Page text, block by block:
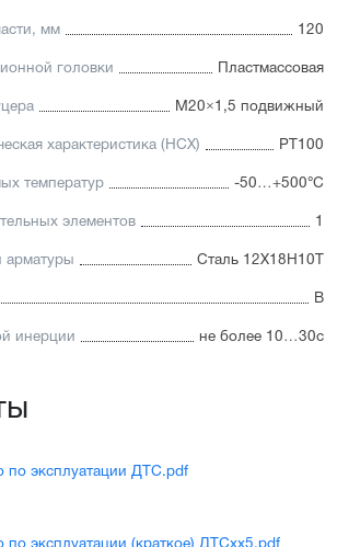
мм 120
головки Пластмассовая
M20×1,5 подвижный
характеристика (НСХ) PT100
температур -50…+500°C
элементов 1
арматуры Сталь 12Х18Н10Т
В
инерции не более 10…30с
по эксплуатации ДТС.pdf